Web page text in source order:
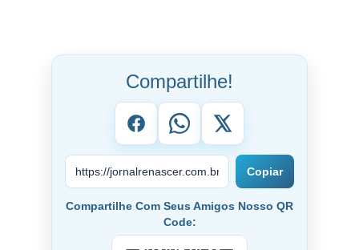
Compartilhe!
Copiar
Compartilhe Com Seus Amigos Nosso QR
Code: